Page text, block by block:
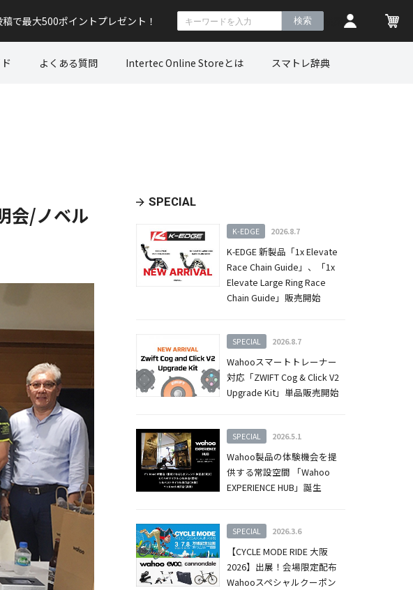
稿で最大500ポイントプレゼント！
よくある質問 Intertec Online Storeとは スマトレ辞典
会/ノベル
SPECIAL
K-EDGE 2026.8.7
K-EDGE 新製品「1x Elevate
Race Chain Guide」、「1x
Elevate Large Ring Race
Chain Guide」販売開始
SPECIAL 2026.8.7
Wahooスマートトレーナー
対応「ZWIFT Cog & Click V2
Upgrade Kit」単品販売開始
SPECIAL 2026.5.1
Wahoo製品の体験機会を提
供する常設空間 「Wahoo
EXPERIENCE HUB」誕生
SPECIAL 2026.3.6
【CYCLE MODE RIDE 大阪
2026】出展！会場限定配布
Wahooスペシャルクーポン